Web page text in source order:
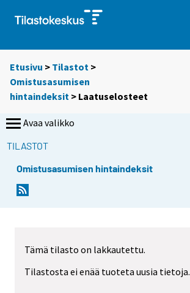
Etusivu > Tilastot >
Omistusasumisen
hintaindeksit > Laatuselosteet
Avaa valikko
TILASTOT
Omistusasumisen hintaindeksit
Tämä tilasto on lakkautettu.
Tilastosta ei enää tuoteta uusia tietoja.